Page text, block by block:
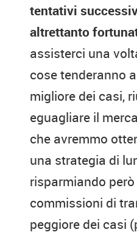
tentativi
altrettanto
assisterci una
cose tenderanno
migliore dei casi,
eguagliare il
che avremmo
una strategia di
risparmiando
commissioni di
peggiore dei casi